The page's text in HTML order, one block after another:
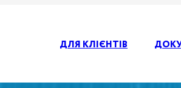
ДЛЯ КЛІЄНТІВ